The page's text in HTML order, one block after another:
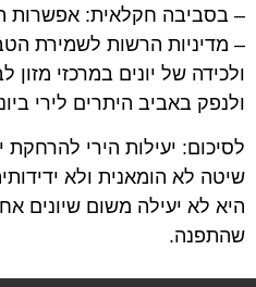
– בסביבה חקלאית: אפשרות
– מדיניות הרשות לשמירת
ולכידה של יונים במרכזי
ולנפק באביב היתרים לירי
לסיכום: יעילות הירי להרחקת
שיטה לא הומאנית ולא
היא לא יעילה משום שיונים
שהתפנה.